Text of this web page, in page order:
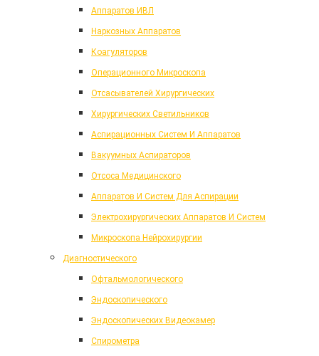
Аппаратов ИВЛ
Наркозных Аппаратов
Коагуляторов
Операционного Микроскопа
Отсасывателей Хирургических
Хирургических Светильников
Аспирационных Систем И Аппаратов
Вакуумных Аспираторов
Отсоса Медицинского
Аппаратов И Систем Для Аспирации
Электрохирургических Аппаратов И Систем
Микроскопа Нейрохирургии
Диагностического
Офтальмологического
Эндоскопического
Эндоскопических Видеокамер
Спирометра